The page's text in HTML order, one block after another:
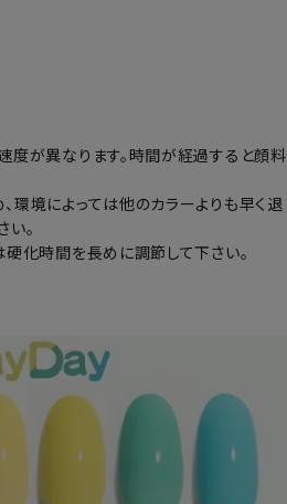
度が異なります。時間が経過すると顔料
境によっては他のカラーよりも早く退
。
硬化時間を長めに調節して下さい。